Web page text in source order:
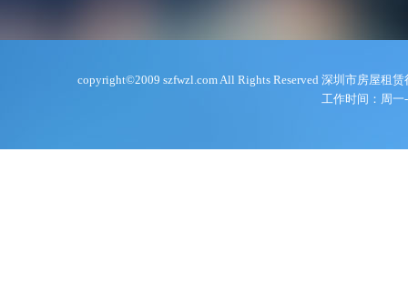
copyright©2009 szfwzl.com All Rights Reserved 深圳市房屋租
工作时间：周一